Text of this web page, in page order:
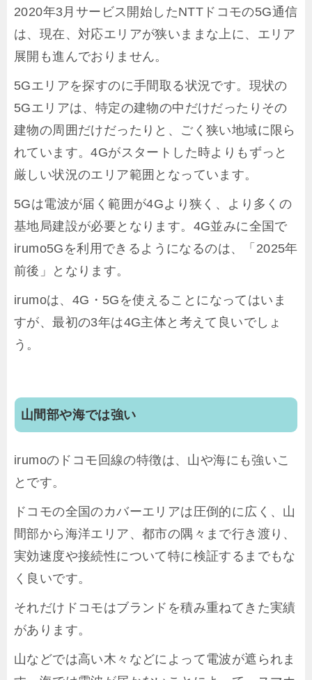
2020年3月サービス開始したNTTドコモの5G通信
は、現在、対応エリアが狭いままな上に、エリア
展開も進んでおりません。
5Gエリアを探すのに手間取る状況です。現状の
5Gエリアは、特定の建物の中だけだったりその
建物の周囲だけだったりと、ごく狭い地域に限ら
れています。4Gがスタートした時よりもずっと
厳しい状況のエリア範囲となっています。
5Gは電波が届く範囲が4Gより狭く、より多くの
基地局建設が必要となります。4G並みに全国で
irumo5Gを利用できるようになるのは、「2025年
前後」となります。
irumoは、4G・5Gを使えることになってはいま
すが、最初の3年は4G主体と考えて良いでしょ
う。
山間部や海では強い
irumoのドコモ回線の特徴は、山や海にも強いこ
とです。
ドコモの全国のカバーエリアは圧倒的に広く、山
間部から海洋エリア、都市の隅々まで行き渡り、
実効速度や接続性について特に検証するまでもな
く良いです。
それだけドコモはブランドを積み重ねてきた実績
があります。
山などでは高い木々などによって電波が遮られま